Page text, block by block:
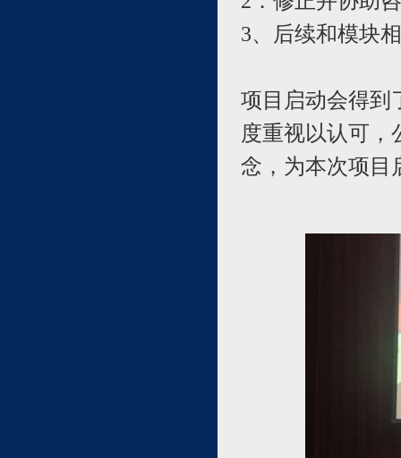
3、后续和模块
项目启动会得到
度重视以认可，
念，为本次项目